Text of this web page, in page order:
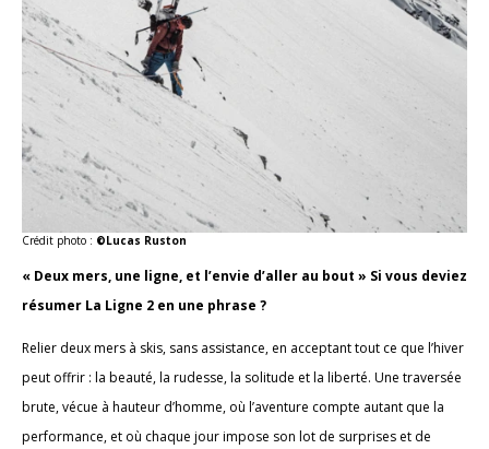
Crédit photo : ©Lucas Ruston
« Deux mers, une ligne, et l’envie d’aller au bout » Si vous deviez
résumer La Ligne 2 en une phrase ?
Relier deux mers à skis, sans assistance, en acceptant tout ce que l’hiver
peut offrir : la beauté, la rudesse, la solitude et la liberté. Une traversée
brute, vécue à hauteur d’homme, où l’aventure compte autant que la
performance, et où chaque jour impose son lot de surprises et de